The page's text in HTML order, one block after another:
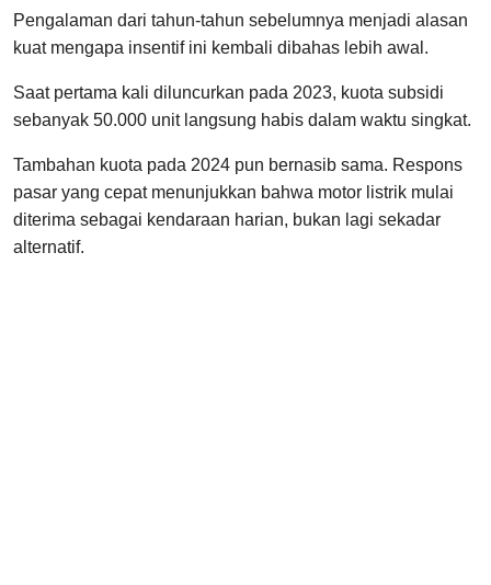
Pengalaman dari tahun-tahun sebelumnya menjadi alasan
kuat mengapa insentif ini kembali dibahas lebih awal.
Saat pertama kali diluncurkan pada 2023, kuota subsidi
sebanyak 50.000 unit langsung habis dalam waktu singkat.
Tambahan kuota pada 2024 pun bernasib sama. Respons
pasar yang cepat menunjukkan bahwa motor listrik mulai
diterima sebagai kendaraan harian, bukan lagi sekadar
alternatif.